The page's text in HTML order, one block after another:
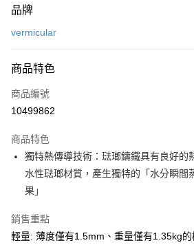
信用卡一次付款
3 期 0 利率 每期
合作金庫商業銀行
上海商業儲蓄銀行
臺灣中小企業銀行
匯豐（台灣）商業銀行
華泰商
聯邦商業銀行
遠東國
元大商業銀行
台新國際商業銀行
台灣樂天信用卡公司
合作金庫商業銀行
上海商業儲蓄銀行
國泰世華商業銀行
兆豐國
匯豐（台灣）商業銀行
華泰商
聯邦商業銀行
玉山商業銀行
台新國際商業銀行
中國信
即享券
LINE Pay
Apple Pay
街口支付
Google Pay
ATM付款
品牌
vermicular
商品特色
商品編號
10499862
商品特色
獨特熱傳導技術：琺瑯鑄鐵具有良好的
水性琺瑯材質，產生獨特的「水分瞬間
果」
銷售重點
輕量: 薄度僅有1.5mm、重量僅有1.35kg